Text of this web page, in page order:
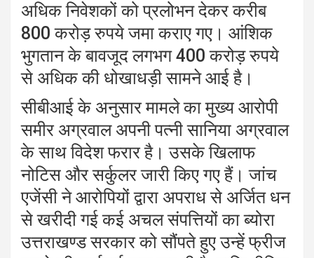
अधिक निवेशकों को प्रलोभन देकर करीब
800 करोड़ रुपये जमा कराए गए। आंशिक
भुगतान के बावजूद लगभग 400 करोड़ रुपये
से अधिक की धोखाधड़ी सामने आई है।
सीबीआई के अनुसार मामले का मुख्य आरोपी
समीर अग्रवाल अपनी पत्नी सानिया अग्रवाल
के साथ विदेश फरार है। उसके खिलाफ
नोटिस और सर्कुलर जारी किए गए हैं। जांच
एजेंसी ने आरोपियों द्वारा अपराध से अर्जित धन
से खरीदी गई कई अचल संपत्तियों का ब्योरा
उत्तराखण्ड सरकार को सौंपते हुए उन्हें फ्रीज